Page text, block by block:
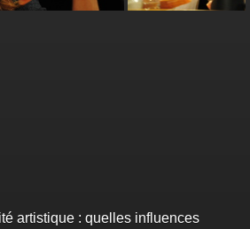
artistique : quelles influences